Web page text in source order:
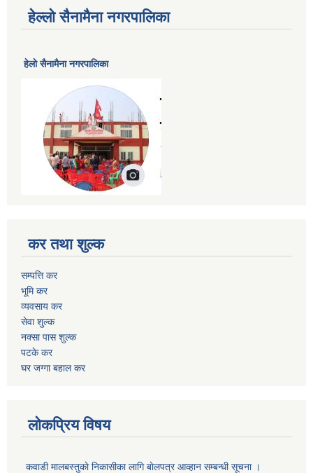
हेल्लो सैनामैना नगरपालिका
हेलाे सैनामैना नगरपालिका
कर तथा शुल्क
सम्पत्ति कर
भूमि कर
व्यवसाय कर
सेवा शुल्क
नक्सा पास शुल्क
पटके कर
घर जग्गा बहाल कर
लोकप्रिय विषय
कवाडी मालबस्तुकाे निकासीका लागि बाेलपत्र आव्हान सम्बन्धी सूचना ।